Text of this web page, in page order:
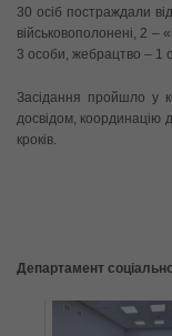
30 осіб постраждали
військовополонені, 2 –
3 особи, жебрацтво – 1
Засідання пройшло у
досвідом, координацію
кроків.
Департамент